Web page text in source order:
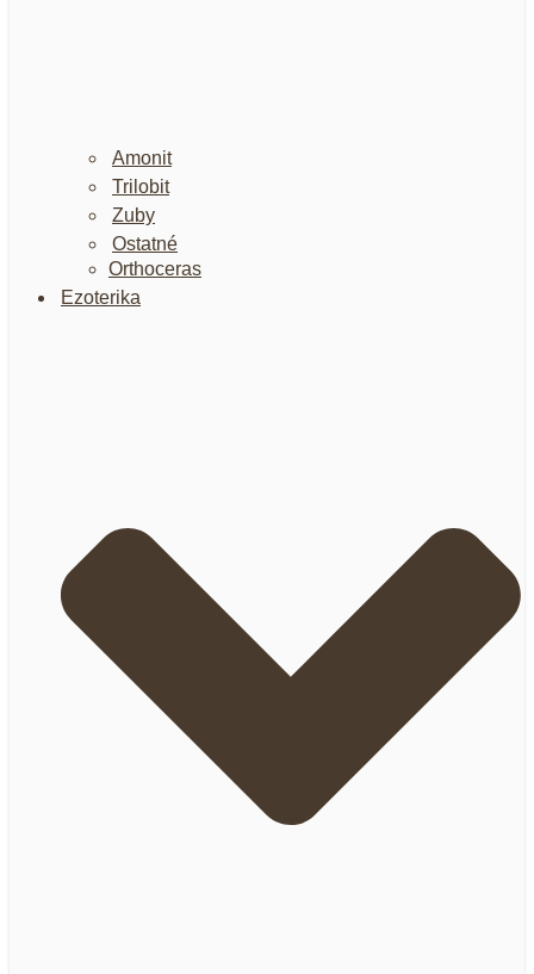
Amonit
Trilobit
Zuby
Ostatné
Orthoceras
Ezoterika